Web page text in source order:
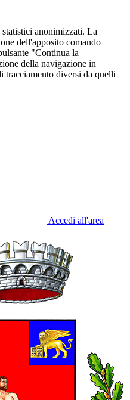
anonimizzati. La
dell'apposito comando
"Continua la
della navigazione in
tracciamento diversi da quelli
Accedi all'area